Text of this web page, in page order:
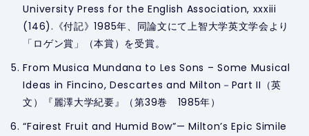
University Press for the English Association, xxxiii
(146).《付記》1985年、同論文にて上智大学英文学会より
「ロゲン賞」（本賞）を受賞。
From Musica Mundana to Les Sons – Some Musical
Ideas in Fincino, Descartes and Milton－Part II（英
文）『麗澤大学紀要』（第39巻 1985年）
“Fairest Fruit and Humid Bow”— Milton’s Epic Simile